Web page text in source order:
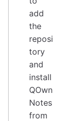
add
the
reposi
tory
and
install
QOwn
Notes
from